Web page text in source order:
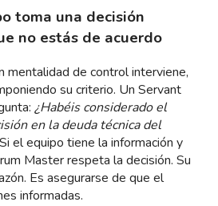
toma una decisión
no estás de acuerdo
mentalidad de control interviene,
su criterio. Un Servant
¿Habéis considerado el
en la deuda técnica del
el equipo tiene la información y
Master respeta la decisión. Su
Es asegurarse de que el
informadas.